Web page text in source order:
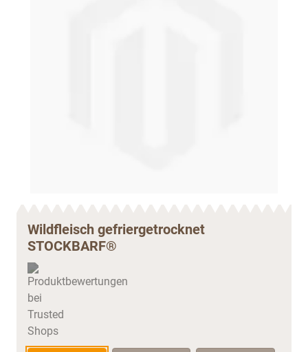
Wildfleisch gefriergetrocknet
STOCKBARF®